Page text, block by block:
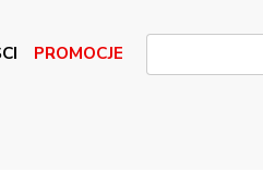
PROMOCJE